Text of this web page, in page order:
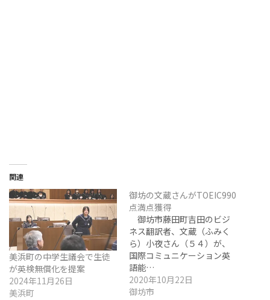
関連
美浜町の中学生議会で生徒
が英検無償化を提案
2024年11月26日
美浜町
御坊の文蔵さんがTOEIC990
点満点獲得
御坊市藤田町吉田のビジ
ネス翻訳者、文蔵（ふみく
ら）小夜さん（５４）が、
国際コミュニケーション英
語能…
2020年10月22日
御坊市